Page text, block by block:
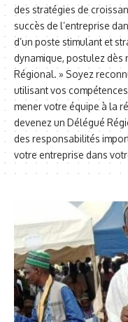
des stratégies de
succès de l’entreprise
d’un poste stimulant et
dynamique, postulez dès
Régional. » Soyez
utilisant vos
mener votre équipe à la
devenez un Délégué
des responsabilités
votre entreprise dans